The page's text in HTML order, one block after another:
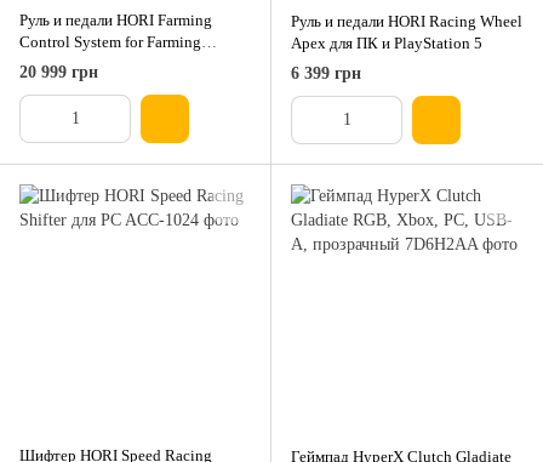
Руль и педали HORI Farming
Control System for Farming
Simulator для ПК
20 999 грн
Руль и педали HORI Racing Wheel
Apex для ПК и PlayStation 5
6 399 грн
Шифтер HORI Speed Racing
Геймпад HyperX Clutch Gladiate